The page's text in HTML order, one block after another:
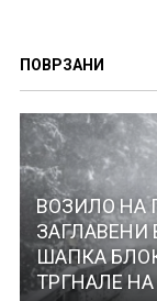
ПОВРЗАНИ
ВОЗИЛО НА
ЗАГЛАВЕНИ
ШАПКА
ТРГНАЛЕ